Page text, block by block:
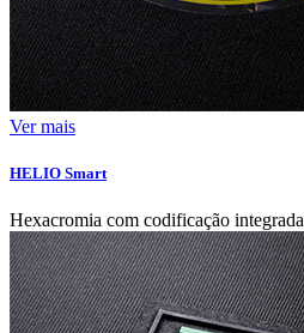
Ver mais
HELIO Smart
Hexacromia com codificação integrada